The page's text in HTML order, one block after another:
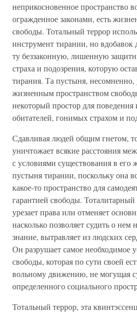
неприкосновенное пространство
огражденное законами, есть
свободы. Тотальный террор
инструмент тирании, но вдобавок
ту беззаконную, лишенную
страха и подозрения, которую
тирания. Та пустыня,
жизненным пространством
некоторый простор для поведения
обитателей, гонимых страхом и
Сдавливая людей общим гнетом,
уничтожает всякие расстояния
с условиями существования в его
пустыня тирании, поскольку она
какое-то пространство для
гарантией свободы.
урезает права или отменяет
насколько позволяет судить о нем
знание, вытравляет из людских
Он разрушает самое необходимое
свободы, которая по сути своей
вольному движению, не могущая
определенного социального
Тотальный террор, эта